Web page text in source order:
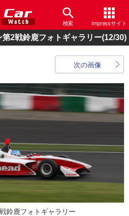
検索 Impressサイト
2戦鈴鹿フォトギャラリー(12/30)
次の画像
鈴鹿フォトギャラリー